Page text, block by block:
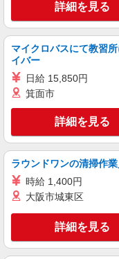
サンワフーズ株式会社
調理
月
キープ
正社員
サンワフーズ株式会社
調理
よる
静
茨城
詳細を見る
マイクロバスにて教習
イバー
日給 15,850円
箕面市
詳細を見る
ラウンドワンの清掃作業
時給 1,400円
大阪市城東区
詳細を見る